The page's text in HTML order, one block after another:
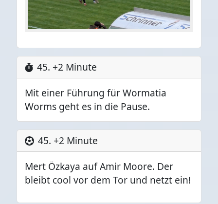
45. +2 Minute
Mit einer Führung für Wormatia
Worms geht es in die Pause.
45. +2 Minute
Mert Özkaya auf Amir Moore. Der
bleibt cool vor dem Tor und netzt ein!